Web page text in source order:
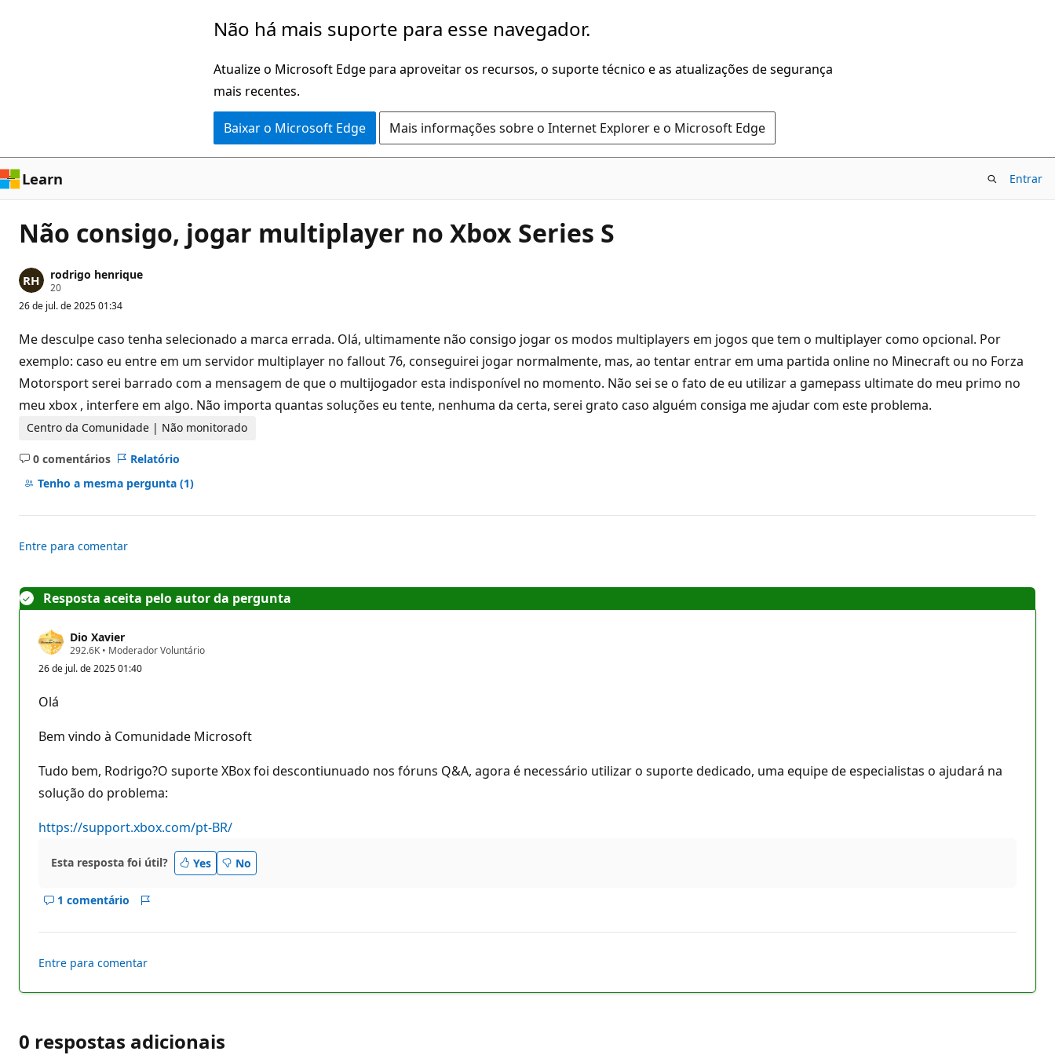
Não há mais suporte para esse navegador.
Atualize o Microsoft Edge para aproveitar os recursos, o suporte técnico e as atualizações de segurança
mais recentes.
Baixar o Microsoft Edge Mais informações sobre o Internet Explorer e o Microsoft Edge
Learn Entrar
Não consigo, jogar multiplayer no Xbox Series S
rodrigo henrique
20P
o
n
o
s
d
e
r
e
p
t
ã
26 de jul. de 2025 01:34
Me desculpe caso tenha selecionado a marca errada. Olá, ultimamente não consigo jogar os modos multiplayers em jogos que tem o multiplayer como opcional. Por
exemplo: caso eu entre em um servidor multiplayer no fallout 76, conseguirei jogar normalmente, mas, ao tentar entrar em uma partida online no Minecraft ou no Forza
Motorsport serei barrado com a mensagem de que o multijogador esta indisponível no momento. Não sei se o fato de eu utilizar a gamepass ultimate do meu primo no
meu xbox , interfere em algo. Não importa quantas soluções eu tente, nenhuma da certa, serei grato caso alguém consiga me ajudar com este problema.
Centro da Comunidade | Não monitorado
0 comentários
Sem
comentários
Relatório
Tenho a mesma pergunta (1)
Entre para comentar
Resposta aceita pelo autor da pergunta
Dio Xavier
292.6K P
n
e
r
p
u
t
ã
o
• Moderador Voluntário
26 de jul. de 2025 01:40
Olá
Bem vindo à Comunidade Microsoft
Tudo bem, Rodrigo?O suporte XBox foi descontiunuado nos fóruns Q&A, agora é necessário utilizar o suporte dedicado, uma equipe de especialistas o ajudará na
solução do problema:
https://support.xbox.com/pt-BR/
Esta resposta foi útil? Yes No
1 comentário
Mostrar
Entre para comentar
0 respostas adicionais